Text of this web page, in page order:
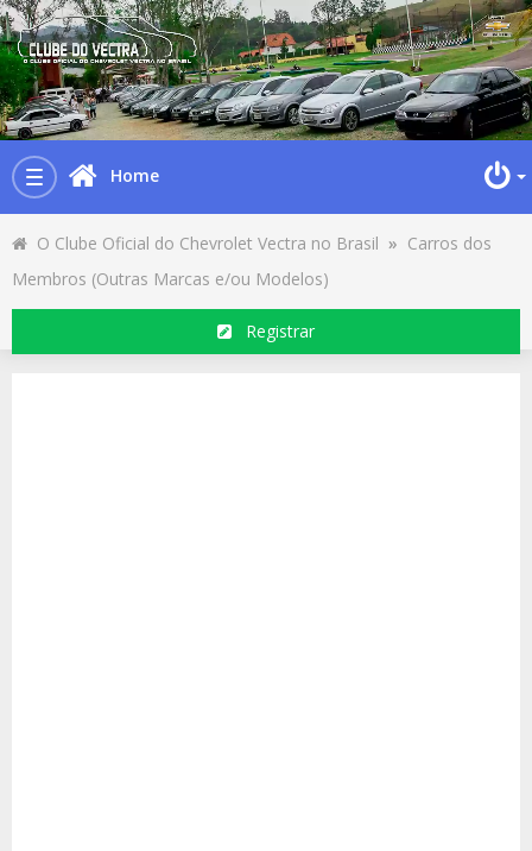
Toggle
navigation
Home
O Clube Oficial do Chevrolet Vectra no Brasil » Carros dos
Membros (Outras Marcas e/ou Modelos)
Registrar